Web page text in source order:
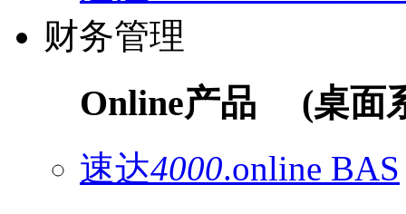
财务管理
Online产品 (桌面
速达4000.online BAS